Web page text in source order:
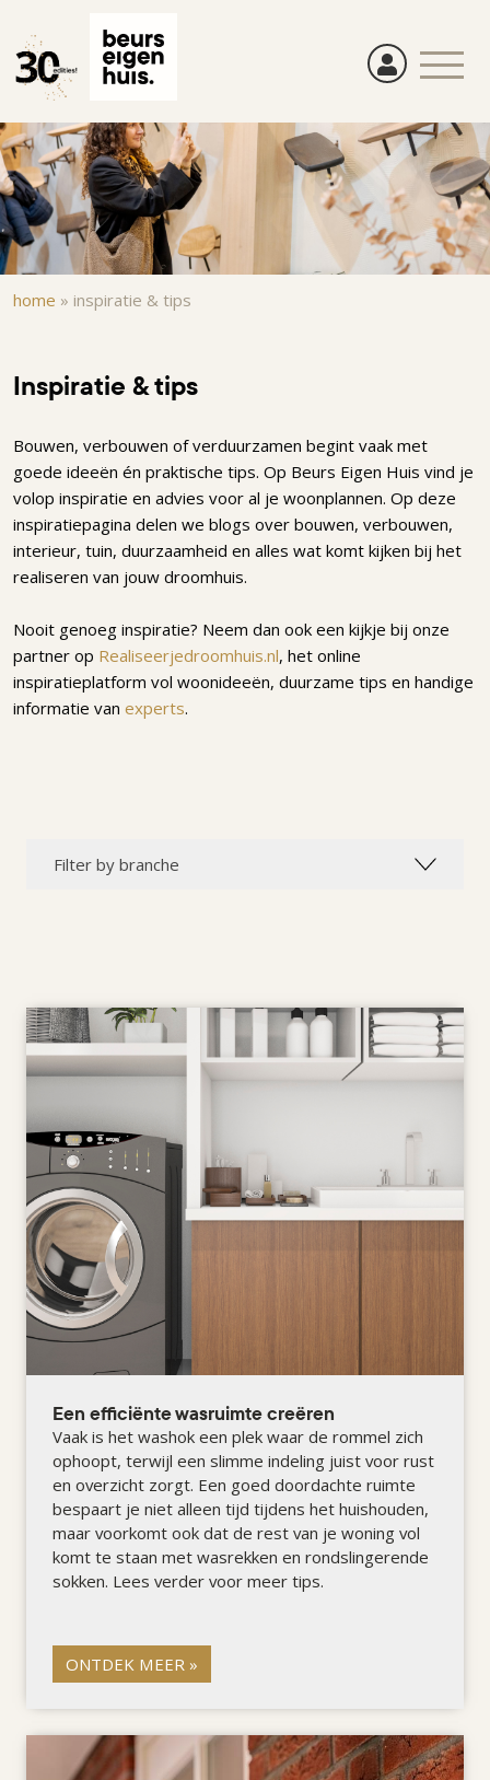
naar
de
gaan
Kruimelpad
home » inspiratie & tips
Inspiratie & tips
Bouwen, verbouwen of verduurzamen begint vaak met
goede ideeën én praktische tips. Op Beurs Eigen Huis vind je
volop inspiratie en advies voor al je woonplannen. Op deze
inspiratiepagina delen we blogs over bouwen, verbouwen,
interieur, tuin, duurzaamheid en alles wat komt kijken bij het
realiseren van jouw droomhuis.
Nooit genoeg inspiratie? Neem dan ook een kijkje bij onze
partner op Realiseerjedroomhuis.nl, het online
inspiratieplatform vol woonideeën, duurzame tips en handige
informatie van experts.
Filter by branche
Een efficiënte wasruimte creëren
Vaak is het washok een plek waar de rommel zich
ophoopt, terwijl een slimme indeling juist voor rust
en overzicht zorgt. Een goed doordachte ruimte
bespaart je niet alleen tijd tijdens het huishouden,
maar voorkomt ook dat de rest van je woning vol
komt te staan met wasrekken en rondslingerende
sokken. Lees verder voor meer tips.
ONTDEK MEER »